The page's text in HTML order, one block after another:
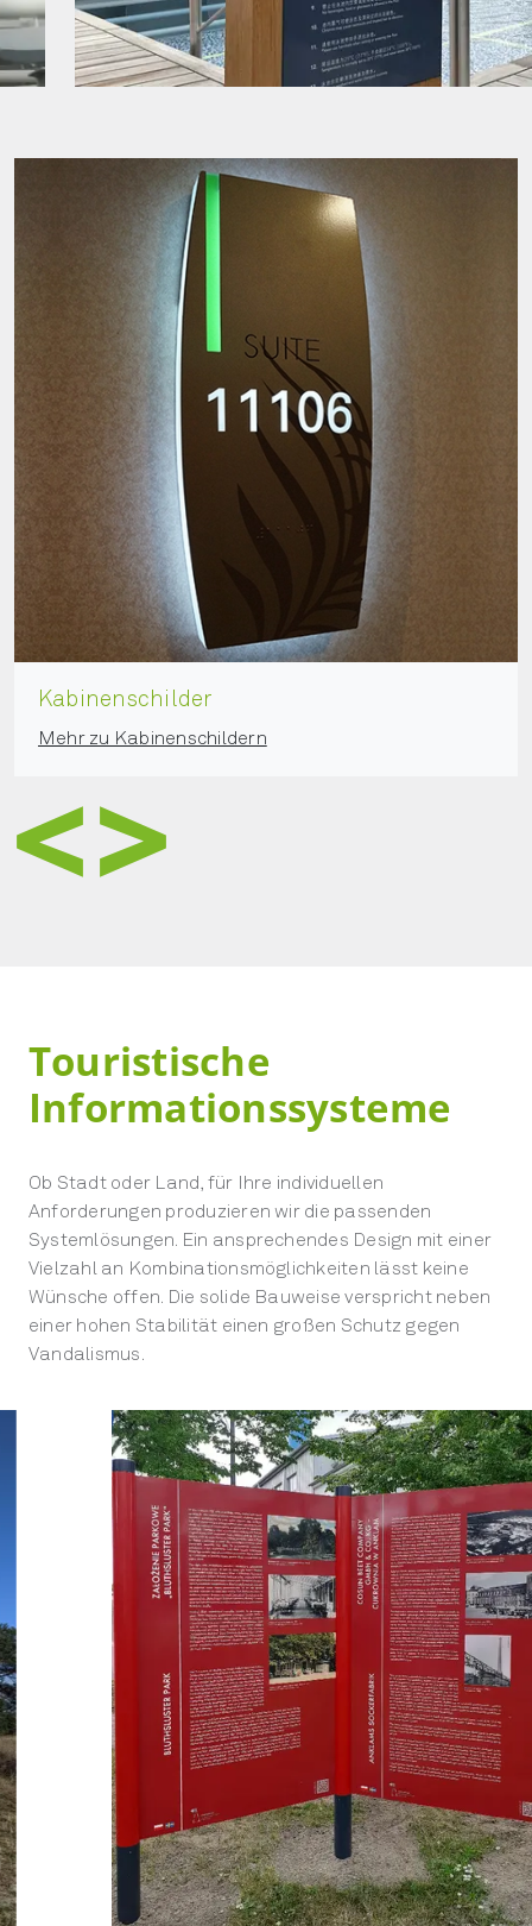
Wegweisende Beschilderung
Mehr zur wegweisenden Beschilderung
Touristische
Informationssysteme
Ob Stadt oder Land, für Ihre individuellen
Anforderungen produzieren wir die passenden
Systemlösungen. Ein ansprechendes Design mit einer
Vielzahl an Kombinationsmöglichkeiten lässt keine
Wünsche offen. Die solide Bauweise verspricht neben
einer hohen Stabilität einen großen Schutz gegen
Vandalismus.